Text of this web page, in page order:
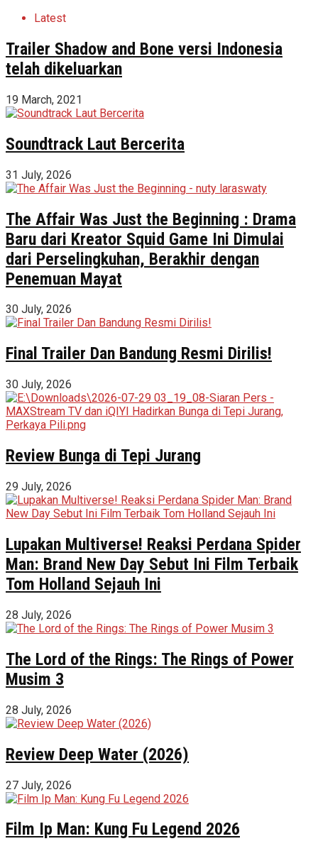
Latest
Trailer Shadow and Bone versi Indonesia
telah dikeluarkan
19 March, 2021
Soundtrack Laut Bercerita
31 July, 2026
The Affair Was Just the Beginning : Drama
Baru dari Kreator Squid Game Ini Dimulai
dari Perselingkuhan, Berakhir dengan
Penemuan Mayat
30 July, 2026
Final Trailer Dan Bandung Resmi Dirilis!
30 July, 2026
Review Bunga di Tepi Jurang
29 July, 2026
Lupakan Multiverse! Reaksi Perdana Spider
Man: Brand New Day Sebut Ini Film Terbaik
Tom Holland Sejauh Ini
28 July, 2026
The Lord of the Rings: The Rings of Power
Musim 3
28 July, 2026
Review Deep Water (2026)
27 July, 2026
Film Ip Man: Kung Fu Legend 2026